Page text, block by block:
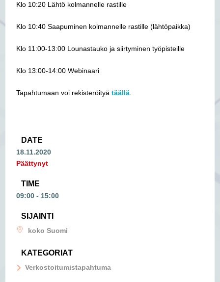
Klo 10:20 Lähtö kolmannelle rastille
Klo 10:40 Saapuminen kolmannelle rastille (lähtöpaikka)
Klo 11:00-13:00 Lounastauko ja siirtyminen työpisteille
Klo 13:00-14:00 Webinaari
Tapahtumaan voi rekisteröityätäällä
DATE
18.11.2020
Päättynyt
TIME
09:00 - 15:00
SIJAINTI
koko Suomi
KATEGORIAT
Verkostoitumistapahtuma